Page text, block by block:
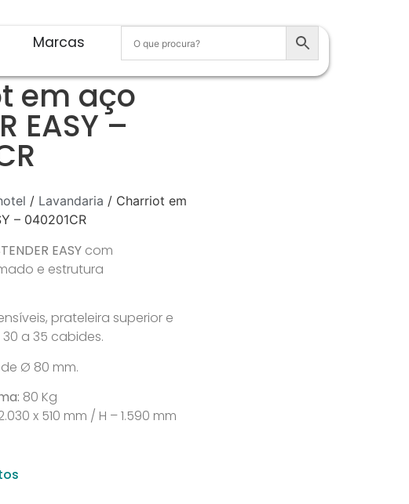
Marcas
em aço
EASY –
/ Lavandaria / Charriot em
– 040201CR
EASYcom
e estrutura
prateleira superior e
a 35 cabides.
Ø 80 mm.
80 Kg
x 510 mm / H – 1.590 mm